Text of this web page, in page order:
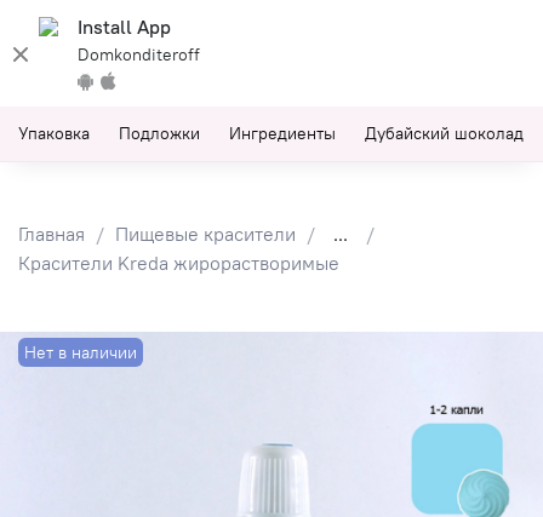
Install App
Domkonditeroff
Упаковка Подложки Ингредиенты Дубайский шоколад
Главная Пищевые красители
...
Красители Kreda жирорастворимые
Нет в наличии